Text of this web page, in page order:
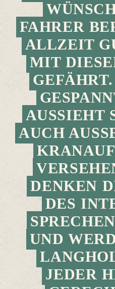
FAHRER
ALLZEIT
MIT
AUSSIEHT
AUCH
ENKEN
ES
PRECHEN
ND
EDER